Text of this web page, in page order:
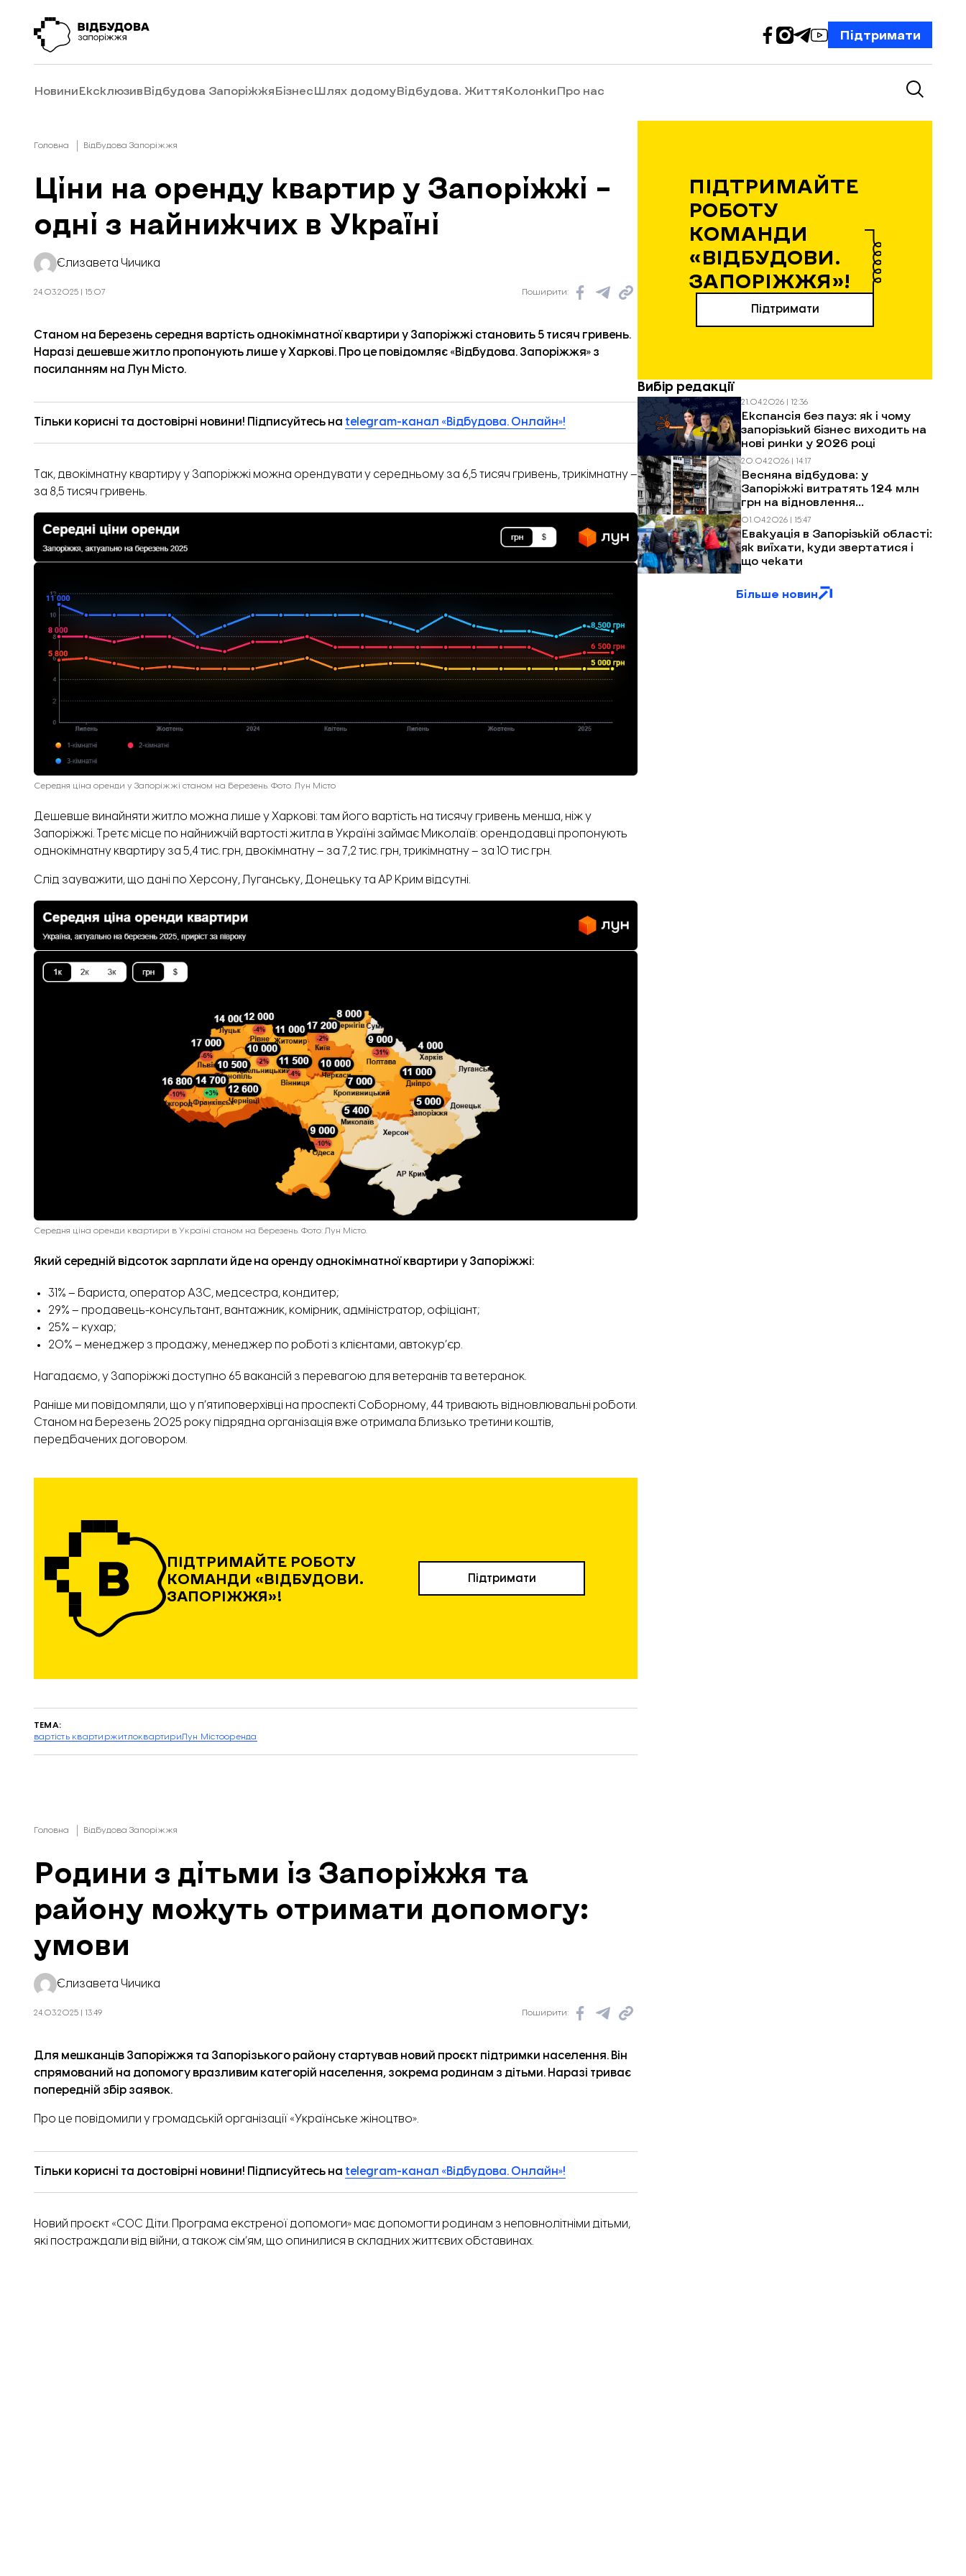
Підтримати
НовиниЕксклюзивВідбудова ЗапоріжжяБізнесШлях додомуВідбудова. ЖиттяКолонкиПро нас
Головна Відбудова Запоріжжя
Ціни на оренду квартир у Запоріжжі –
одні з найнижчих в Україні
Єлизавета Чичика
24.03.2025 | 15:07 Поширити:
Станом на березень середня вартість однокімнатної квартири у Запоріжжі становить 5 тисяч гривень.
Наразі дешевше житло пропонують лише у Харкові. Про це повідомляє «Відбудова. Запоріжжя» з
посиланням на Лун Місто.
Тільки корисні та достовірні новини! Підписуйтесь на telegram-канал «Відбудова. Онлайн»!
Так, двокімнатну квартиру у Запоріжжі можна орендувати у середньому за 6,5 тисяч гривень, трикімнатну –
за 8,5 тисяч гривень.
Середня ціна оренди у Запоріжжі станом на березень. Фото. Лун Місто
Дешевше винайняти житло можна лише у Харкові: там його вартість на тисячу гривень менша, ніж у
Запоріжжі. Третє місце по найнижчій вартості житла в Україні займає Миколаїв: орендодавці пропонують
однокімнатну квартиру за 5,4 тис. грн, двокімнатну – за 7,2 тис. грн, трикімнатну – за 10 тис грн.
Слід зауважити, що дані по Херсону, Луганську, Донецьку та АР Крим відсутні.
Середня ціна оренди квартири в Україні станом на березень. Фото: Лун Місто.
Який середній відсоток зарплати йде на оренду однокімнатної квартири у Запоріжжі:
31% – бариста, оператор АЗС, медсестра, кондитер;
29% – продавець-консультант, вантажник, комірник, адміністратор, офіціант;
25% – кухар;
20% – менеджер з продажу, менеджер по роботі з клієнтами, автокур’єр.
Нагадаємо, у Запоріжжі доступно 65 вакансій з перевагою для ветеранів та ветеранок.
Раніше ми повідомляли, що у п’ятиповерхівці на проспекті Соборному, 44тривають відновлювальні роботи.
Станом на березень 2025 року підрядна організація вже отримала близько третини коштів,
передбачених договором.
ПІДТРИМАЙТЕ РОБОТУ
КОМАНДИ «ВІДБУДОВИ.
ЗАПОРІЖЖЯ»!
Підтримати
ТЕМА:
вартість квартиржитлоквартириЛун Містооренда
Головна Відбудова Запоріжжя
Родини з дітьми із Запоріжжя та
району можуть отримати допомогу:
умови
Єлизавета Чичика
24.03.2025 | 13:49 Поширити:
Для мешканців Запоріжжя та Запорізького району стартував новий проєкт підтримки населення. Він
спрямований на допомогу вразливим категорій населення, зокрема родинам з дітьми. Наразі триває
попередній збір заявок.
Про це повідомили у громадській організації «Українське жіноцтво».
Тільки корисні та достовірні новини! Підписуйтесь на telegram-канал «Відбудова. Онлайн»!
Новий проєкт «СОС Діти. Програма екстреної допомоги» має допомогти родинам з неповнолітніми дітьми,
які постраждали від війни, а також сім’ям, що опинилися в складних життєвих обставинах.
ПІДТРИМАЙТЕ
РОБОТУ
КОМАНДИ
«ВІДБУДОВИ.
ЗАПОРІЖЖЯ»!
Підтримати
Вибір редакції
21.04.2026 | 12:36
Експансія без пауз: як і чому
запорізький бізнес виходить на
нові ринки у 2026 році
20.04.2026 | 14:17
Весняна відбудова: у
Запоріжжі витратять 124 млн
грн на відновлення
багатоповерхівок після
обстрілів
01.04.2026 | 15:47
Евакуація в Запорізькій області:
як виїхати, куди звертатися і
що чекати
Більше новин